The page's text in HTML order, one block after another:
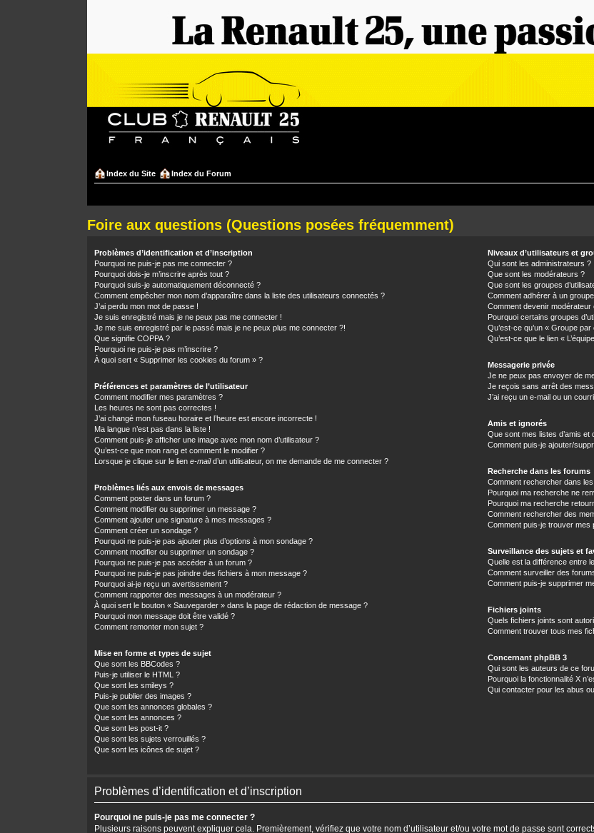
Index du Site Index du Forum
Foire aux questions (Questions posées fréquemment)
Problèmes d’identification et d’inscription
Pourquoi ne puis-je pas me connecter ?
Pourquoi dois-je m’inscrire après tout ?
Pourquoi suis-je automatiquement déconnecté ?
Comment empêcher mon nom d’apparaître dans la liste des utilisateurs connectés ?
J’ai perdu mon mot de passe !
Je suis enregistré mais je ne peux pas me connecter !
Je me suis enregistré par le passé mais je ne peux plus me connecter ?!
Que signifie COPPA ?
Pourquoi ne puis-je pas m’inscrire ?
À quoi sert « Supprimer les cookies du forum » ?
Préférences et paramètres de l’utilisateur
Comment modifier mes paramètres ?
Les heures ne sont pas correctes !
J’ai changé mon fuseau horaire et l’heure est encore incorrecte !
Ma langue n’est pas dans la liste !
Comment puis-je afficher une image avec mon nom d’utilisateur ?
Qu’est-ce que mon rang et comment le modifier ?
Lorsque je clique sur le lien e-maild’un utilisateur, on me demande de me connecter ?
Problèmes liés aux envois de messages
Comment poster dans un forum ?
Comment modifier ou supprimer un message ?
Comment ajouter une signature à mes messages ?
Comment créer un sondage ?
Pourquoi ne puis-je pas ajouter plus d’options à mon sondage ?
Comment modifier ou supprimer un sondage ?
Pourquoi ne puis-je pas accéder à un forum ?
Pourquoi ne puis-je pas joindre des fichiers à mon message ?
Pourquoi ai-je reçu un avertissement ?
Comment rapporter des messages à un modérateur ?
À quoi sert le bouton « Sauvegarder » dans la page de rédaction de message ?
Pourquoi mon message doit être validé ?
Comment remonter mon sujet ?
Mise en forme et types de sujet
Que sont les BBCodes ?
Puis-je utiliser le HTML ?
Que sont les smileys ?
Puis-je publier des images ?
Que sont les annonces globales ?
Que sont les annonces ?
Que sont les post-it ?
Que sont les sujets verrouillés ?
Que sont les icônes de sujet ?
Niveaux d’utilisateurs et
Qui sont les administrateurs ?
Que sont les modérateurs ?
Que sont les groupes
Comment adhérer à un
Comment devenir modérateur
Pourquoi certains groupes
Qu’est-ce qu’un « Groupe par
Qu’est-ce que le lien «
Messagerie privée
Je ne peux pas envoyer de
Je reçois sans arrêt des
J’ai reçu un e-mail ou un
Amis et ignorés
Que sont mes listes d’amis et
Comment puis-je ajouter/
Recherche dans les forums
Comment rechercher dans
Pourquoi ma recherche ne
Pourquoi ma recherche
Comment rechercher des
Comment puis-je trouver
Surveillance des sujets et
Quelle est la différence entre
Comment surveiller des
Comment puis-je supprimer
Fichiers joints
Quels fichiers joints sont
Comment trouver tous mes
Concernant phpBB 3
Qui sont les auteurs de ce
Pourquoi la fonctionnalité X
Qui contacter pour les abus
Problèmes d’identification et d’inscription
Pourquoi ne puis-je pas me connecter ?
Plusieurs raisons peuvent expliquer cela. Premièrement, vérifiez que votre nom d’utilisateur et/ou votre mot de passe sont